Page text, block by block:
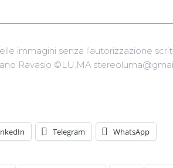
immagini senza l’autorizzazione
Ravasio ©LU.MA
Telegram WhatsApp